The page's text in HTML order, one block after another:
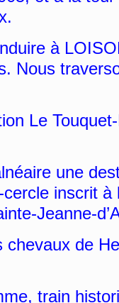
à
Nous
Le
une
inscrit à
Jeanne-
de
train